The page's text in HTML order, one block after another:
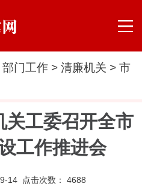
部门工作 >清廉机关 >市
关工委召开全市
工作推进会
14 点击次数： 4688